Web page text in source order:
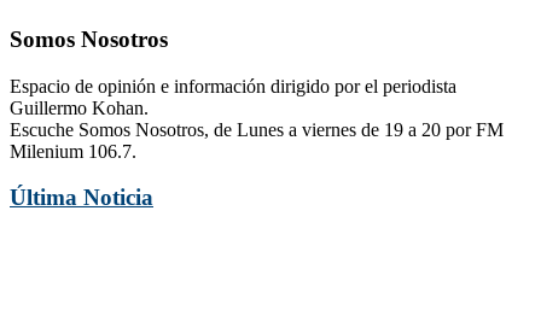
Somos Nosotros
Espacio de opinión e información dirigido por el periodista
Guillermo Kohan.
Escuche Somos Nosotros, de Lunes a viernes de 19 a 20 por FM
Milenium 106.7.
Última Noticia